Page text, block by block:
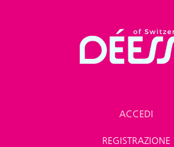
ACCEDI
REGISTRAZIONE